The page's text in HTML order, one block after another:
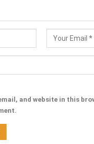
and website in this